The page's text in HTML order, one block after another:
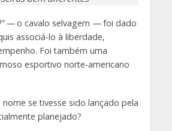
—o cavalo selvagem —foi dado
associá-lo à liberdade,
Foi também uma
esportivo norte-americano
nome se tivesse sido lançado pela
planejado?